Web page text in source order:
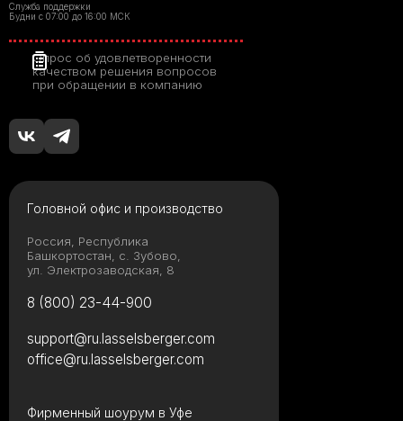
Служба поддержки
Будни с 07:00 до 16:00 МСК
Опрос об удовлетворенности
качеством решения вопросов
при обращении в компанию
Головной офис и производство
Россия, Республика
Башкортостан, с. Зубово,
ул. Электрозаводская, 8
8 (800) 23-44-900
Фирменный шоурум в Уфе
support@ru.lasselsberger.com
office@ru.lasselsberger.com